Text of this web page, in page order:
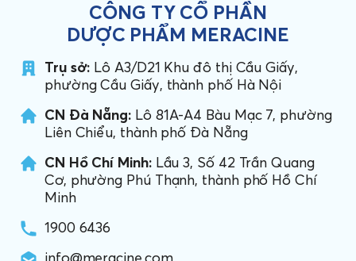
CÔNG TY CỔ PHẦN
DƯỢC PHẨM MERACINE
Trụ sở: Lô A3/D21 Khu đô thị Cầu Giấy,
phường Cầu Giấy, thành phố Hà Nội
CN Đà Nẵng: Lô 81A-A4 Bàu Mạc 7, phường
Liên Chiểu, thành phố Đà Nẵng
CN Hồ Chí Minh:Lầu 3, Số 42 Trần Quang
Cơ, phường Phú Thạnh, thành phố Hồ Chí
Minh
1900 6436